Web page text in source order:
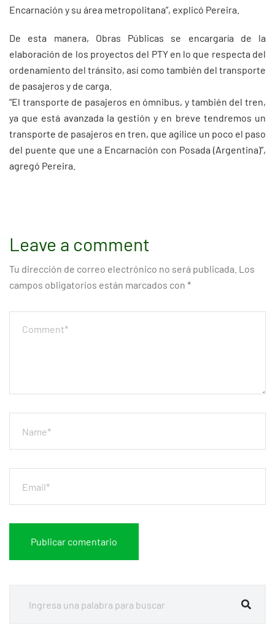
Encarnación y su área metropolitana”, explicó Pereira.
De esta manera, Obras Públicas se encargaría de la
elaboración de los proyectos del PTY en lo que respecta del
ordenamiento del tránsito, así como también del transporte
de pasajeros y de carga.
“El transporte de pasajeros en ómnibus, y también del tren,
ya que está avanzada la gestión y en breve tendremos un
transporte de pasajeros en tren, que agilice un poco el paso
del puente que une a Encarnación con Posada (Argentina)”,
agregó Pereira.
Leave a comment
Tu dirección de correo electrónico no será publicada. Los
campos obligatorios están marcados con *